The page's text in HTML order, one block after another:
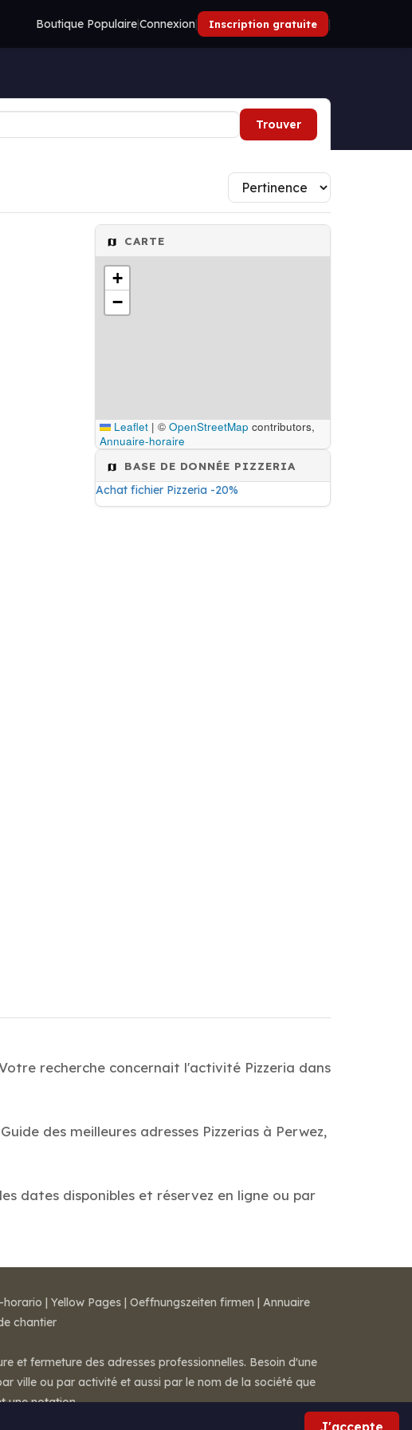
Boutique Populaire|Connexion| Inscription gratuite |
Trouver
CARTE
+
−
Leaflet | © OpenStreetMap contributors,
Annuaire-horaire
BASE DE DONNÉE PIZZERIA
Achat fichier Pizzeria -20%
recherche concernait l'activité Pizzeria dans
des meilleures adresses Pizzerias à Perwez,
dates disponibles et réservez en ligne ou par
J'accepte
horario | Yellow Pages | Oeffnungszeiten firmen | Annuaire
chantier
et fermeture des adresses professionnelles. Besoin d'une
ville ou par activité et aussi par le nom de la société que
une notation.